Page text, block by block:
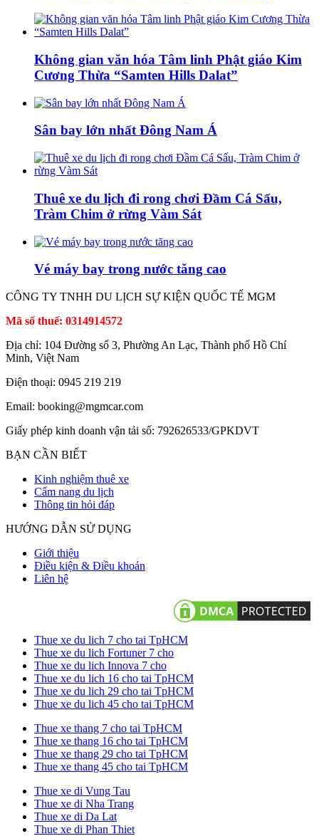
Không gian văn hóa Tâm linh Phật giáo Kim
Cương Thừa “Samten Hills Dalat”
Sân bay lớn nhất Đông Nam Á
Thuê xe du lịch đi rong chơi Đầm Cá Sấu,
Tràm Chim ở rừng Vàm Sát
Vé máy bay trong nước tăng cao
CÔNG TY TNHH DU LỊCH SỰ KIỆN QUỐC TẾ MGM
Mã số thuế: 0314914572
Địa chỉ: 104 Đường số 3, Phường An Lạc, Thành phố Hồ Chí
Minh, Việt Nam
Điện thoại: 0945 219 219
Email: booking@mgmcar.com
Giấy phép kinh doanh vận tải số: 792626533/GPKDVT
BẠN CẦN BIẾT
Kinh nghiệm thuê xe
Cẩm nang du lịch
Thông tin hỏi đáp
HƯỚNG DẪN SỬ DỤNG
Giới thiệu
Điều kiện & Điều khoản
Liên hệ
Thue xe du lich 7 cho tai TpHCM
Thue xe du lich Fortuner 7 cho
Thue xe du lich Innova 7 cho
Thue xe du lich 16 cho tai TpHCM
Thue xe du lich 29 cho tai TpHCM
Thue xe du lich 45 cho tai TpHCM
Thue xe thang 7 cho tai TpHCM
Thue xe thang 16 cho tai TpHCM
Thue xe thang 29 cho tai TpHCM
Thue xe thang 45 cho tai TpHCM
Thue xe di Vung Tau
Thue xe di Nha Trang
Thue xe di Da Lat
Thue xe di Phan Thiet